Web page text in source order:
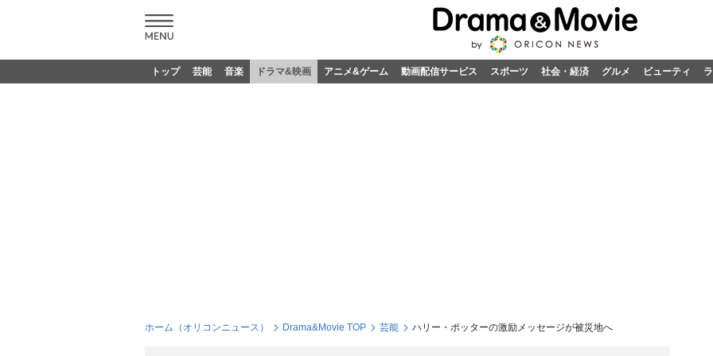
トップ 芸能 音楽 ドラマ&映画 アニメ&ゲーム 動画配信サービス スポーツ 社会・経済 グルメ ビューティ
ホーム（オリコンニュース） Drama&Movie TOP 芸能 ハリー・ポッターの激励メッセージが被災地へ